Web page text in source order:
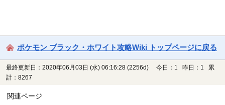
ポケモン ブラック・ホワイト攻略Wiki トップページに戻る
最終更新日：2020年06月03日 (水) 06:16:28 (2256d)
今日：1 昨日：1 累
計：8267
関連ページ